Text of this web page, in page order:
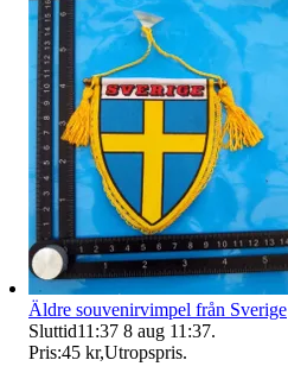
Äldre souvenirvimpel från Sverige
Sluttid11:37 8 aug 11:37.
Pris:45 kr,Utropspris.